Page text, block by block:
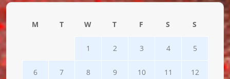
M T W T F S S
1 2 3 4 5
6 7 8 9 10 11 12